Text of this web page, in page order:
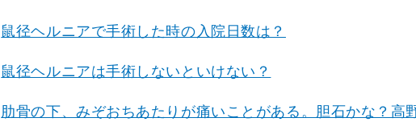
鼠径ヘルニアで手術した時の入院日数は？
鼠径ヘルニアは手術しないといけない？
肋骨の下、みぞおちあたりが痛いことがある。胆石かな？高